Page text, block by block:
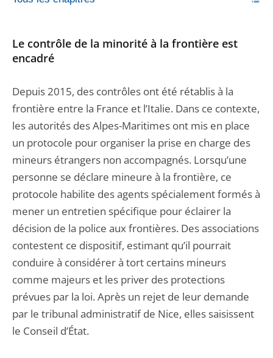
Le contrôle de la minorité à la frontière est
encadré
Depuis 2015, des contrôles ont été rétablis à la
frontière entre la France et l’Italie. Dans ce contexte,
les autorités des Alpes-Maritimes ont mis en place
un protocole pour organiser la prise en charge des
mineurs étrangers non accompagnés. Lorsqu’une
personne se déclare mineure à la frontière, ce
protocole habilite des agents spécialement formés à
mener un entretien spécifique pour éclairer la
décision de la police aux frontières. Des associations
contestent ce dispositif, estimant qu’il pourrait
conduire à considérer à tort certains mineurs
comme majeurs et les priver des protections
prévues par la loi. Après un rejet de leur demande
par le tribunal administratif de Nice, elles saisissent
le Conseil d’État.